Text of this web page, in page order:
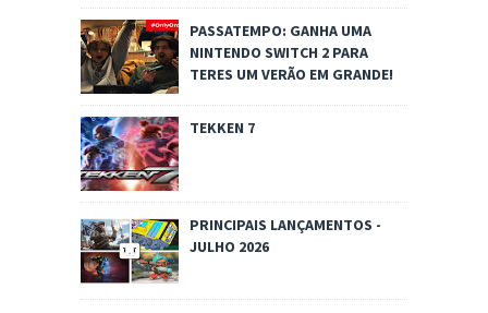
PASSATEMPO: GANHA UMA
NINTENDO SWITCH 2 PARA
TERES UM VERÃO EM GRANDE!
TEKKEN 7
PRINCIPAIS LANÇAMENTOS -
JULHO 2026